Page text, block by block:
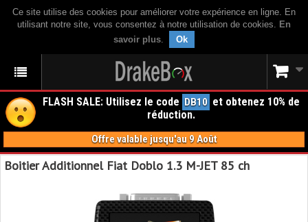
Ce site utilise des cookies pour améliorer votre expérience en ligne. En
utilisant notre site, vous consentez à notre utilisation de cookies. En
savoir plus. Ok
FLASH SALE: Utilisez le code DB10 et obtenez 10% de
réduction.
Offre valable jusqu'au 9 Août
Boitier Additionnel Fiat Doblo 1.3 M-JET 85 ch